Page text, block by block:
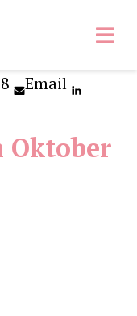
Email
Oktober